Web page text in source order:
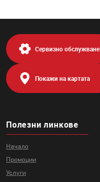
Полезни линкове
Начало
Промоции
Услуги
Сервизно обслужване
Покажи на картата